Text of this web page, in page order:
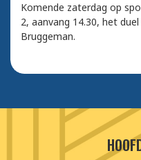
Komende zaterdag op
2, aanvang 14.30, het
Bruggeman.